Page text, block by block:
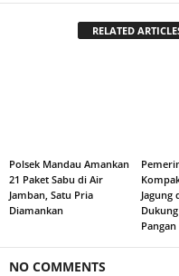
RELATED
Polsek Mandau Amankan
21 Paket Sabu di Air
Jamban, Satu Pria
Diamankan
Jagung
Pangan
NO COMMENTS